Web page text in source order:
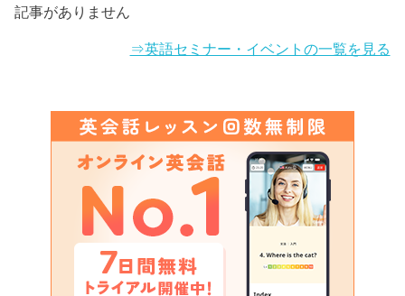
記事がありません
⇒英語セミナー・イベントの一覧を見る